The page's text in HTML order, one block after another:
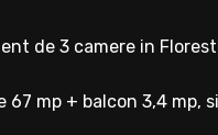
de 3 camere in
mp + balcon 3,4